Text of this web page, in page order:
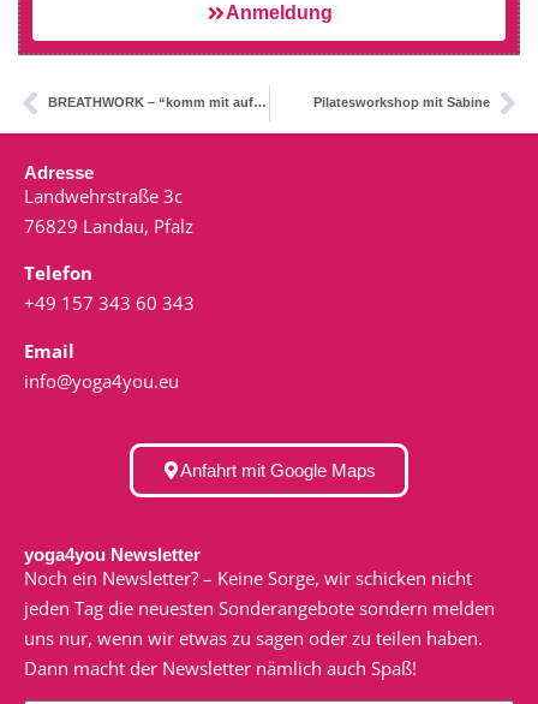
Anmeldung
BREATHWORK – “komm mit auf die REISE und ATME” Pilatesworkshop mit Sabine
Adresse
Landwehrstraße 3c
76829 Landau, Pfalz
Telefon
+49 157 343 60 343
Email
info@yoga4you.eu
Anfahrt mit Google Maps
yoga4you Newsletter
Noch ein Newsletter? – Keine Sorge, wir schicken nicht
jeden Tag die neuesten Sonderangebote sondern melden
uns nur, wenn wir etwas zu sagen oder zu teilen haben.
Dann macht der Newsletter nämlich auch Spaß!